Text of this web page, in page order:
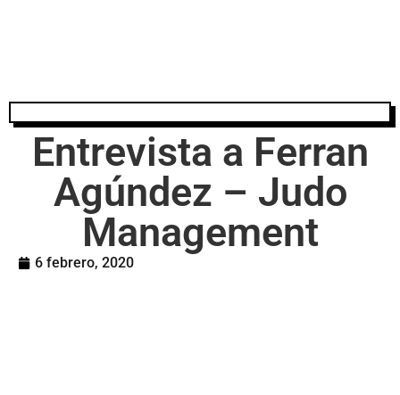
Entrevista a Ferran
Agúndez – Judo
Management
6 febrero, 2020